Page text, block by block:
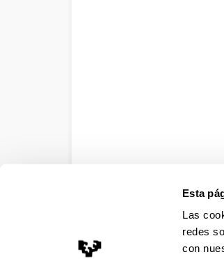
Esta
Las
redes
con